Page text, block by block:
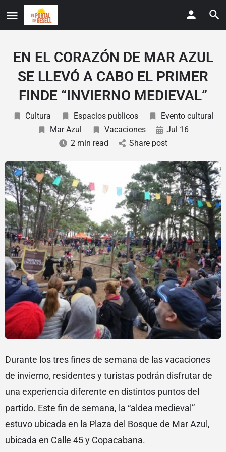
EN EL CORAZÓN DE MAR AZUL
SE LLEVÓ A CABO EL PRIMER
FINDE “INVIERNO MEDIEVAL”
Cultura Espacios publicos
Evento cultural
Mar Azul
Vacaciones
Jul 16
2 min read
Share post
Durante los tres fines de semana de las vacaciones
de invierno, residentes y turistas podrán disfrutar de
una experiencia diferente en distintos puntos del
partido. Este fin de semana, la “aldea medieval”
estuvo ubicada en la Plaza del Bosque de Mar Azul,
ubicada en Calle 45 y Copacabana.